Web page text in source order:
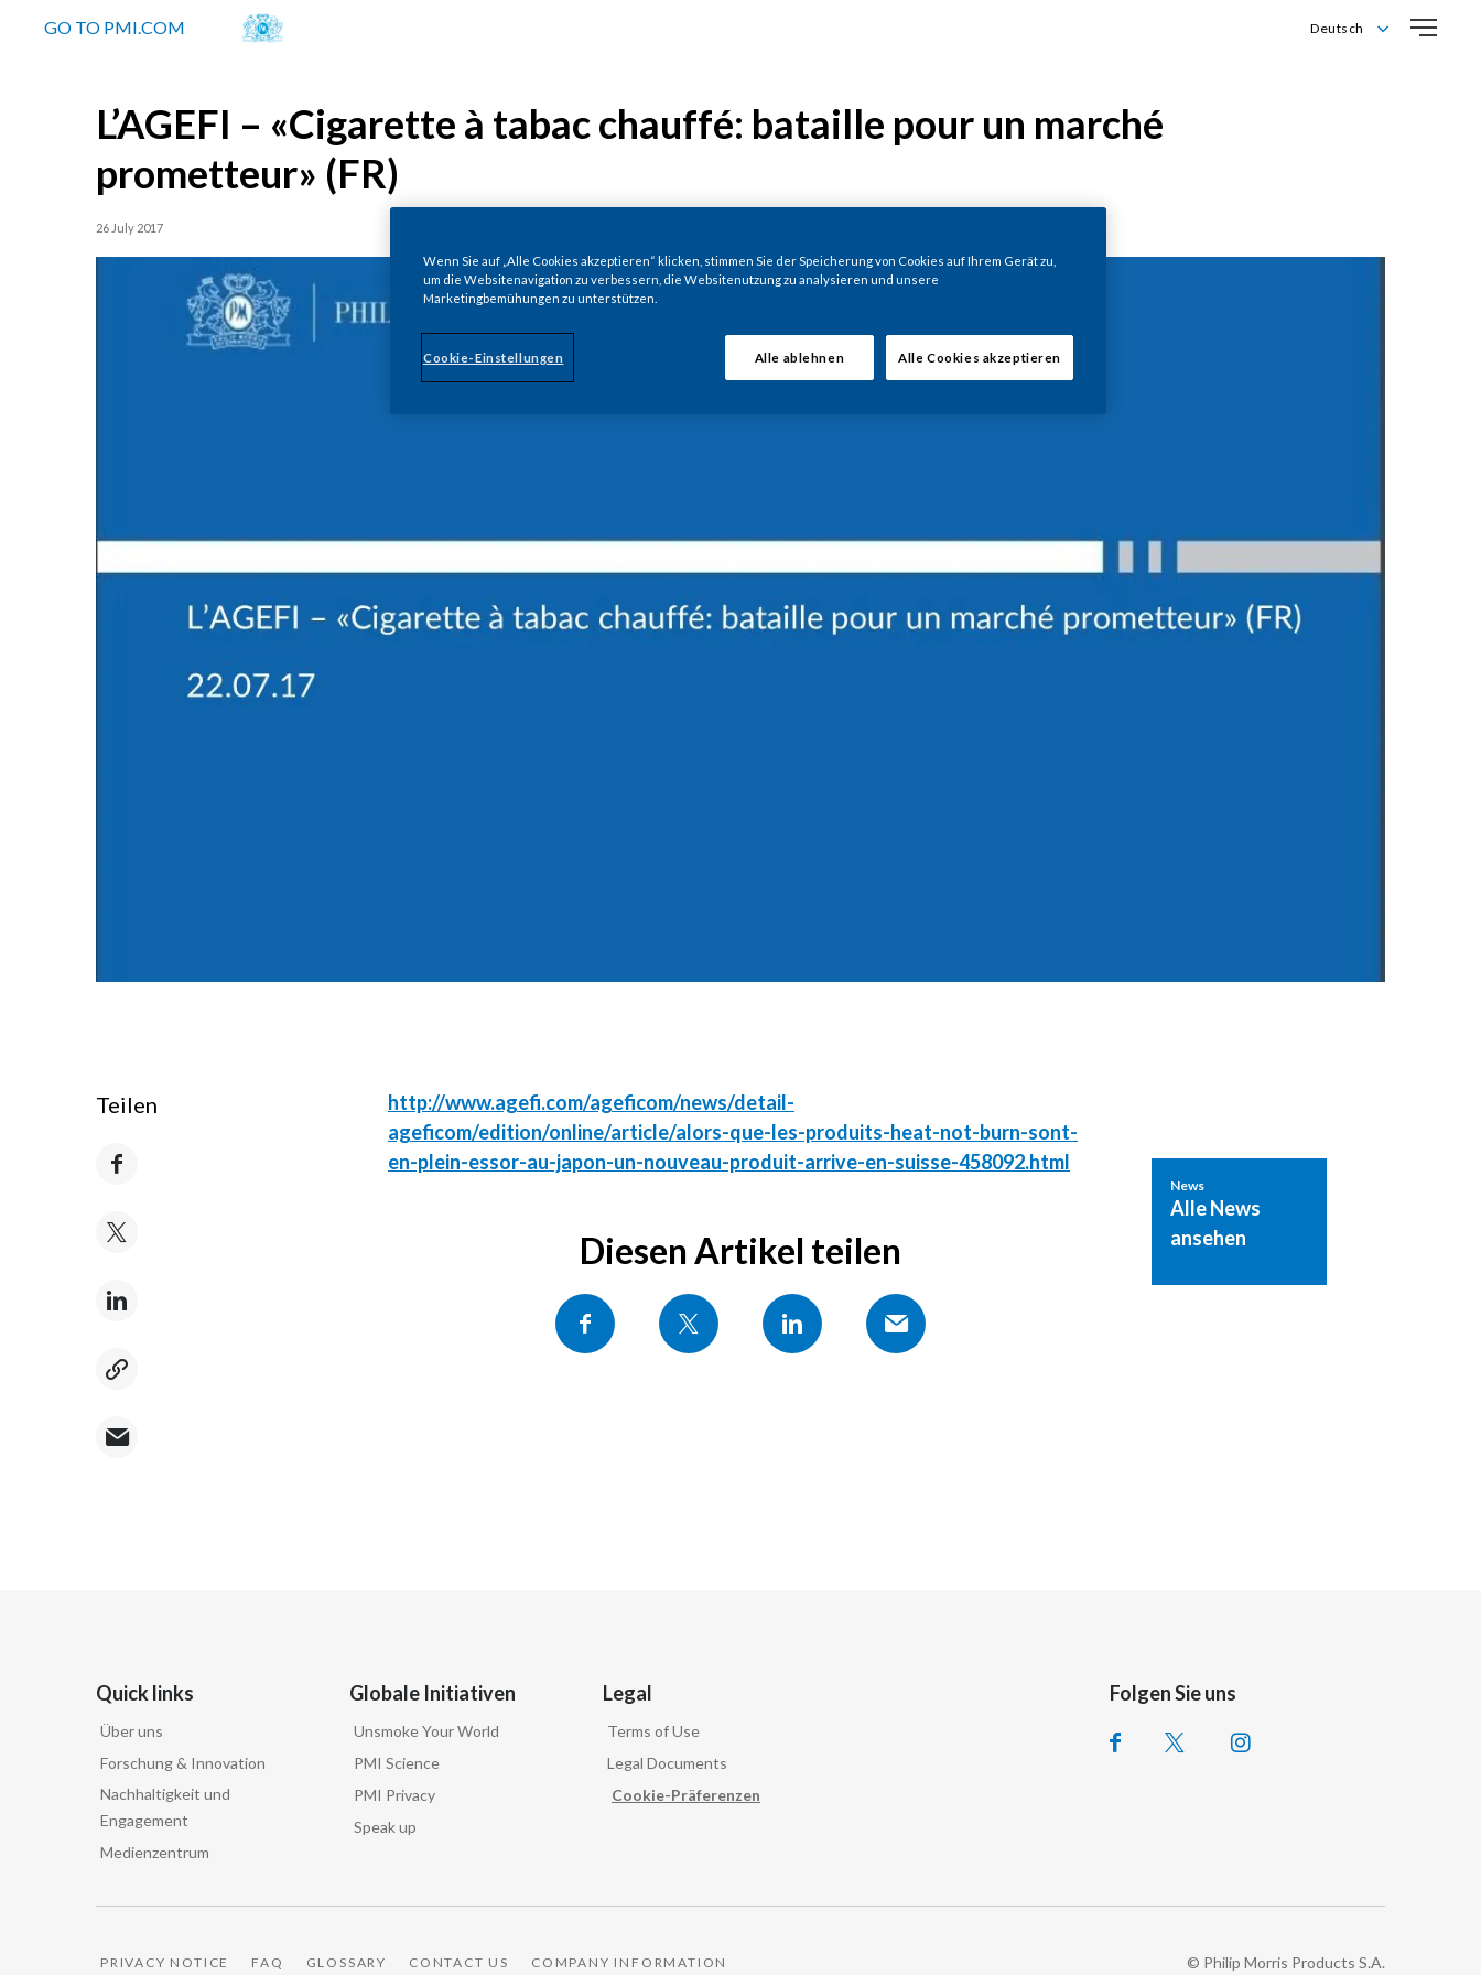
GO TO PMI.COM
Deutsch
L’AGEFI – «Cigarette à tabac chauffé: bataille pour un marché
prometteur» (FR)
26 July 2017
Teilen
http://www.agefi.com/ageficom/news/detail-
ageficom/edition/online/article/alors-que-les-produits-heat-not-burn-sont-
en-plein-essor-au-japon-un-nouveau-produit-arrive-en-suisse-458092.html
Diesen Artikel teilen
News
Alle News
ansehen
Quick links
Über uns
Forschung & Innovation
Nachhaltigkeit und
Engagement
Medienzentrum
Globale Initiativen
Unsmoke Your World
PMI Science
PMI Privacy
Speak up
Legal
Terms of Use
Legal Documents
Cookie-Präferenzen
Folgen Sie uns
PRIVACY NOTICE FAQ GLOSSARY CONTACT US COMPANY INFORMATION © Philip Morris Products S.A.
Wenn Sie auf „Alle Cookies akzeptieren“ klicken, stimmen Sie der Speicherung von Cookies auf Ihrem Gerät zu,
um die Websitenavigation zu verbessern, die Websitenutzung zu analysieren und unsere
Marketingbemühungen zu unterstützen.
Cookie-Einstellungen Alle ablehnen Alle Cookies akzeptieren